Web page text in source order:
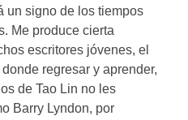
un signo de los tiempos
Me produce cierta
escritores jóvenes, el
regresar y aprender,
de Tao Lin no les
Barry Lyndon, por